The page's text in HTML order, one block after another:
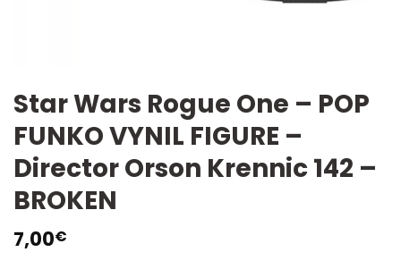
Star Wars Rogue One – POP
FUNKO VYNIL FIGURE –
Director Orson Krennic 142 –
BROKEN
7,00€